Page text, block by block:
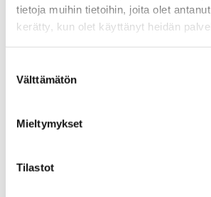
tietoja muihin tietoihin, joita olet
kerätty, kun olet käyttänyt heidän
valinta
Välttämätön
Mieltymykset
Tilastot
– Valtionosuuksia ei mielestämme
elinvoiman mittarina, koska
kustannuksiin.
yhtäläiset oikeudet peruspalvelujen
palvelujen tuottamisesta